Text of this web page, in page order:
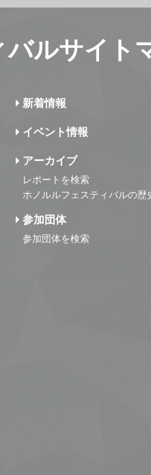
ルサイト
新着情報
イベント情報
アーカイブ
レポートを検索
ホノルルフェスティバルの歴
参加団体
参加団体を検索